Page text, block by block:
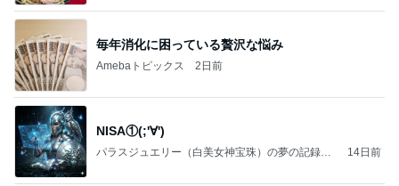
毎年消化に困っている贅沢な悩み
Amebaトピックス 2日前
NISA①(;'∀')
パラスジュエリー（白美女神宝珠）の夢の記録
14日前